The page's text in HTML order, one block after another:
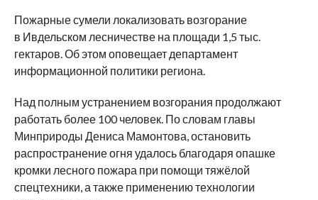
Пожарные сумели локализовать возгорание
в Ивдельском лесничестве на площади 1,5 тыс.
гектаров. Об этом оповещает департамент
информационной политики региона.
Над полным устранением возгорания продолжают
работать более 100 человек. По словам главы
Минприроды Дениса Мамонтова, остановить
распространение огня удалось благодаря опашке
кромки лесного пожара при помощи тяжёлой
спецтехники, а также применению технологии